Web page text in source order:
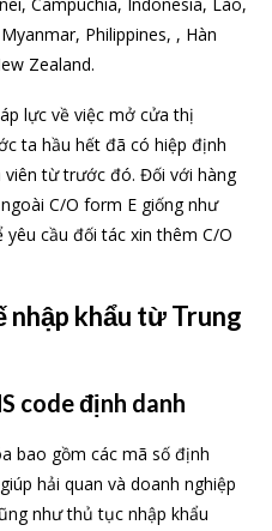
Philippines, , Hàn
Zealand.
lực về việc mở cửa thị
ta hầu hết đã có hiệp định
từ trước đó. Đối với hàng
C/O form E giống như
cầu đối tác xin thêm C/O
khẩu từ Trung
code định danh
bao gồm các mã số định
hải quan và doanh nghiệp
như thủ tục nhập khẩu